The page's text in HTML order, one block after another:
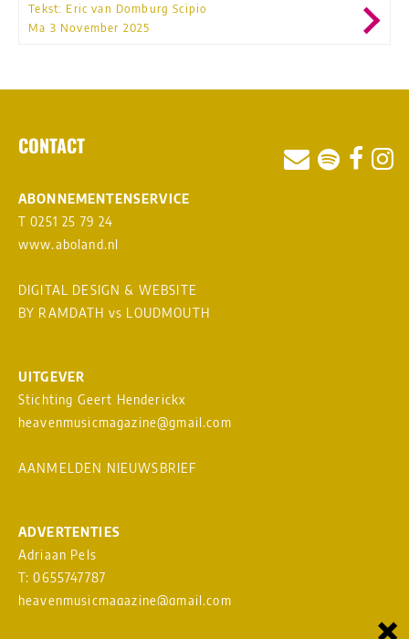
Tekst: Eric van Domburg Scipio
Ma 3 November 2025
CONTACT
ABONNEMENTENSERVICE
T 0251 25 79 24
www.aboland.nl
DIGITAL DESIGN & WEBSITE
BY RAMDATH vs LOUDMOUTH
UITGEVER
Stichting Geert Henderickx
heavenmusicmagazine@gmail.com
AANMELDEN NIEUWSBRIEF
ADVERTENTIES
Adriaan Pels
T: 0655747787
heavenmusicmagazine@gmail.com